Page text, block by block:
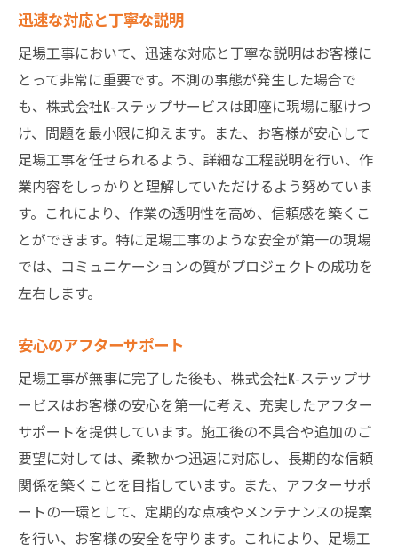
迅速な対応と丁寧な説明
足場工事において、迅速な対応と丁寧な説明はお客様に
とって非常に重要です。不測の事態が発生した場合で
も、株式会社K-ステップサービスは即座に現場に駆けつ
け、問題を最小限に抑えます。また、お客様が安心して
足場工事を任せられるよう、詳細な工程説明を行い、作
業内容をしっかりと理解していただけるよう努めていま
す。これにより、作業の透明性を高め、信頼感を築くこ
とができます。特に足場工事のような安全が第一の現場
では、コミュニケーションの質がプロジェクトの成功を
左右します。
安心のアフターサポート
足場工事が無事に完了した後も、株式会社K-ステップサ
ービスはお客様の安心を第一に考え、充実したアフター
サポートを提供しています。施工後の不具合や追加のご
要望に対しては、柔軟かつ迅速に対応し、長期的な信頼
関係を築くことを目指しています。また、アフターサポ
ートの一環として、定期的な点検やメンテナンスの提案
を行い、お客様の安全を守ります。これにより、足場工